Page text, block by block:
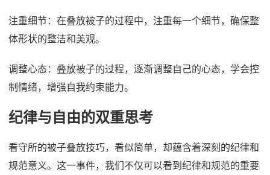
注重细节：在叠放被子的过程中，注重每一个细节，确保整
体形状的整洁和美观。
调整心态：叠放被子的过程，逐渐调整自己的心态，学会控
制情绪，增强自我约束能力。
纪律与自由的双重思考
看守所的被子叠放技巧，看似简单，却蕴含着深刻的纪律和
规范意义。这一事件，我们不仅可以看到纪律和规范的重要